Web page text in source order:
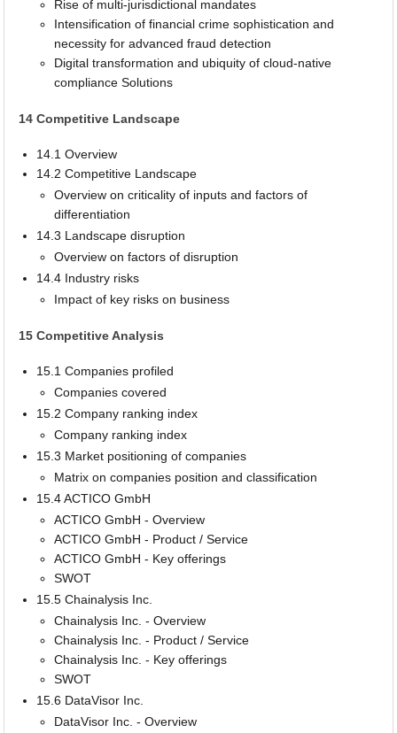
Rise of multi-jurisdictional mandates
Intensification of financial crime sophistication and
necessity for advanced fraud detection
Digital transformation and ubiquity of cloud-native
compliance Solutions
14 Competitive Landscape
14.1 Overview
14.2 Competitive Landscape
Overview on criticality of inputs and factors of
differentiation
14.3 Landscape disruption
Overview on factors of disruption
14.4 Industry risks
Impact of key risks on business
15 Competitive Analysis
15.1 Companies profiled
Companies covered
15.2 Company ranking index
Company ranking index
15.3 Market positioning of companies
Matrix on companies position and classification
15.4 ACTICO GmbH
ACTICO GmbH - Overview
ACTICO GmbH - Product / Service
ACTICO GmbH - Key offerings
SWOT
15.5 Chainalysis Inc.
Chainalysis Inc. - Overview
Chainalysis Inc. - Product / Service
Chainalysis Inc. - Key offerings
SWOT
15.6 DataVisor Inc.
DataVisor Inc. - Overview